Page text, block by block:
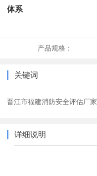
体系
产品规格：
关键词
晋江市福建消防安全评估厂家
详细说明